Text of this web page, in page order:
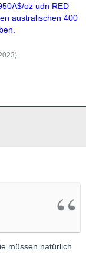
oz udn RED
australischen 400
)
müssen natürlich